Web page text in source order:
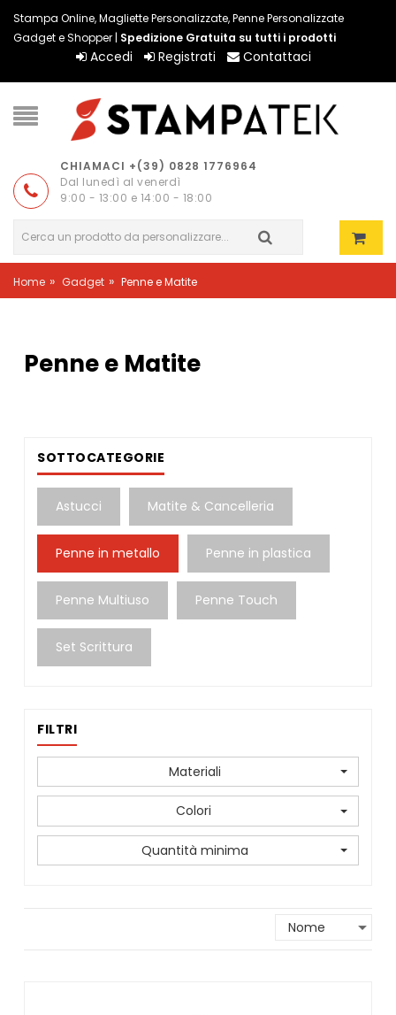
Stampa Online, Magliette Personalizzate, Penne Personalizzate
Gadget e Shopper | Spedizione Gratuita su tutti i prodotti
Accedi Registrati Contattaci
CHIAMACI +(39) 0828 1776964
Dal lunedì al venerdì
9:00 - 13:00 e 14:00 - 18:00
Home » Gadget » Penne e Matite
Penne e Matite
SOTTOCATEGORIE
Astucci Matite & Cancelleria
Penne in metallo Penne in plastica
Penne Multiuso Penne Touch
Set Scrittura
FILTRI
Materiali
Colori
Quantità minima